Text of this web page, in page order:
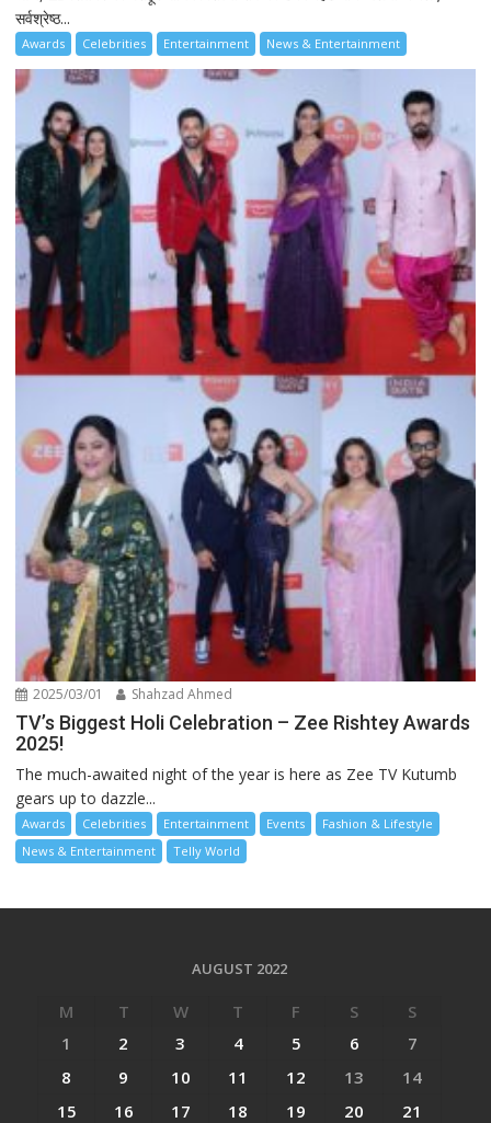
सर्वश्रेष्ठ...
Awards Celebrities Entertainment News & Entertainment
2025/03/01 Shahzad Ahmed
TV’s Biggest Holi Celebration – Zee Rishtey Awards
2025!
The much-awaited night of the year is here as Zee TV Kutumb
gears up to dazzle...
Awards Celebrities Entertainment Events
Fashion & Lifestyle
News & Entertainment
Telly World
AUGUST 2022
M T W T F S
S
1
2 3 4 5 6
7
8
9 10 11 12 13
14
15
16 17 18 19 20
21